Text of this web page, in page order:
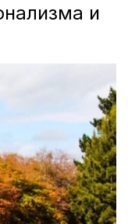
и